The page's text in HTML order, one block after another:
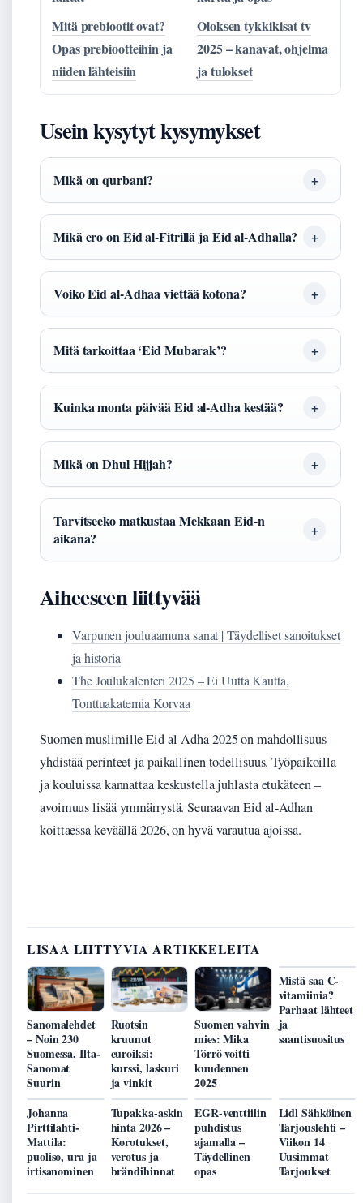
Mitä prebiootit ovat?
Opas prebiootteihin ja
niiden lähteisiin
Oloksen tykkikisat tv
2025 – kanavat, ohjelma
ja tulokset
Usein kysytyt kysymykset
Mikä on qurbani?
Mikä ero on Eid al-Fitrillä ja Eid al-Adhalla?
Voiko Eid al-Adhaa viettää kotona?
Mitä tarkoittaa ‘Eid Mubarak’?
Kuinka monta päivää Eid al-Adha kestää?
Mikä on Dhul Hijjah?
Tarvitseeko matkustaa Mekkaan Eid-n
aikana?
Aiheeseen liittyvää
Varpunen jouluaamuna sanat | Täydelliset sanoitukset
ja historia
The Joulukalenteri 2025 – Ei Uutta Kautta,
Tonttuakatemia Korvaa
Suomen muslimille Eid al-Adha 2025 on mahdollisuus
yhdistää perinteet ja paikallinen todellisuus. Työpaikoilla
ja kouluissa kannattaa keskustella juhlasta etukäteen –
avoimuus lisää ymmärrystä. Seuraavan Eid al-Adhan
koittaessa keväällä 2026, on hyvä varautua ajoissa.
LISAA LIITTYVIA ARTIKKELEITA
Sanomalehdet
– Noin 230
Suomessa, Ilta-
Sanomat
Suurin
Ruotsin
kruunut
euroiksi:
kurssi, laskuri
ja vinkit
Suomen vahvin
mies: Mika
Törrö voitti
kuudennen
2025
Mistä saa C-
vitamiinia?
Parhaat lähteet
ja
saantisuositus
Johanna
Pirttilahti-
Mattila:
puoliso, ura ja
irtisanominen
Tupakka-askin
hinta 2026 –
Korotukset,
verotus ja
brändihinnat
EGR-venttiilin
puhdistus
ajamalla –
Täydellinen
opas
Lidl Sähköinen
Tarjouslehti –
Viikon 14
Uusimmat
Tarjoukset